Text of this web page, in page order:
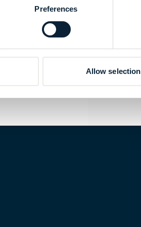
Preferences
Allow selection
A todos